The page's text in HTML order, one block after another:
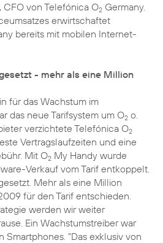
CFO von Telefónica O2 Germany.
erwirtschaftet
bereits mit mobilen Internet-
- mehr als eine Million
für das Wachstum im
das neue Tarifsystem um O2 o.
verzichtete Telefónica O2
Vertragslaufzeiten und eine
Mit O2 My Handy wurde
Verkauf vom Tarif entkoppelt.
Mehr als eine Million
für den Tarif entschieden.
werden wir weiter
Ein Wachstumstreiber war
Smartphones. "Das exklusiv von